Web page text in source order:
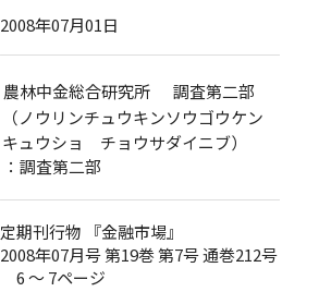
2008年07月01日
農林中金総合研究所 調査第二部
（ノウリンチュウキンソウゴウケン
キュウショ チョウサダイニブ）
：調査第二部
定期刊行物 『金融市場』
2008年07月号 第19巻 第7号 通巻212号
6 ～ 7ページ